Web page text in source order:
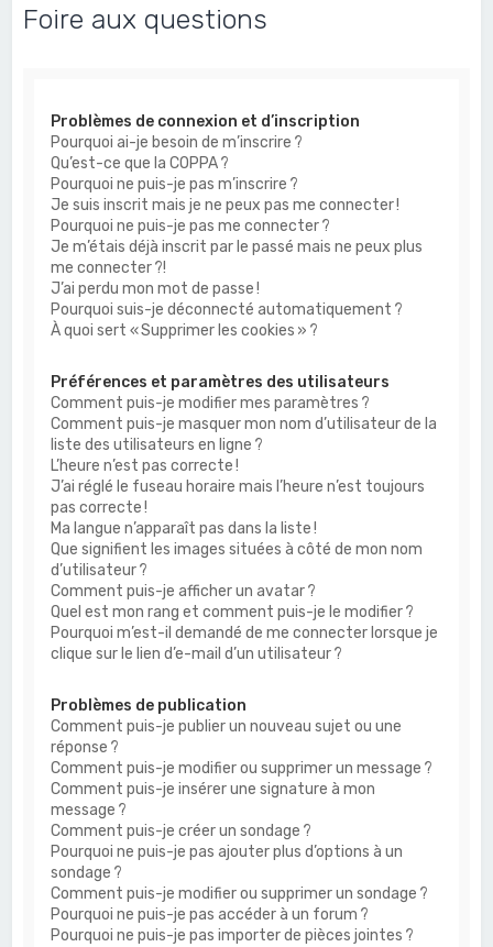
Foire aux questions
Problèmes de connexion et d’inscription
Pourquoi ai-je besoin de m’inscrire ?
Qu’est-ce que la COPPA ?
Pourquoi ne puis-je pas m’inscrire ?
Je suis inscrit mais je ne peux pas me connecter !
Pourquoi ne puis-je pas me connecter ?
Je m’étais déjà inscrit par le passé mais ne peux plus
me connecter ?!
J’ai perdu mon mot de passe !
Pourquoi suis-je déconnecté automatiquement ?
À quoi sert « Supprimer les cookies » ?
Préférences et paramètres des utilisateurs
Comment puis-je modifier mes paramètres ?
Comment puis-je masquer mon nom d’utilisateur de la
liste des utilisateurs en ligne ?
L’heure n’est pas correcte !
J’ai réglé le fuseau horaire mais l’heure n’est toujours
pas correcte !
Ma langue n’apparaît pas dans la liste !
Que signifient les images situées à côté de mon nom
d’utilisateur ?
Comment puis-je afficher un avatar ?
Quel est mon rang et comment puis-je le modifier ?
Pourquoi m’est-il demandé de me connecter lorsque je
clique sur le lien d’e-mail d’un utilisateur ?
Problèmes de publication
Comment puis-je publier un nouveau sujet ou une
réponse ?
Comment puis-je modifier ou supprimer un message ?
Comment puis-je insérer une signature à mon
message ?
Comment puis-je créer un sondage ?
Pourquoi ne puis-je pas ajouter plus d’options à un
sondage ?
Comment puis-je modifier ou supprimer un sondage ?
Pourquoi ne puis-je pas accéder à un forum ?
Pourquoi ne puis-je pas importer de pièces jointes ?